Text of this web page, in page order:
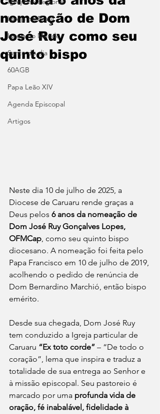
Igreja no Brasil
Igreja no Mundo
Santo do dia
60AGB
Papa Leão XIV
Agenda Episcopal
Artigos
nomeação de Dom
José Ruy como seu
quinto bispo
Neste dia 10 de julho de 2025, a
Diocese de Caruaru rende graças a
Deus pelos 6 anos da nomeação de
Dom José Ruy Gonçalves Lopes,
OFMCap, como seu quinto bispo
diocesano. A nomeação foi feita pelo
Papa Francisco em 10 de julho de 2019,
acolhendo o pedido de renúncia de
Dom Bernardino Marchió, então bispo
emérito.
Desde sua chegada, Dom José Ruy
tem conduzido a Igreja particular de
Caruaru “Ex toto corde” – “De todo o
coração”, lema que inspira e traduz a
totalidade de sua entrega ao Senhor e
à missão episcopal. Seu pastoreio é
marcado por uma profunda vida de
oração, fé inabalável, fidelidade à